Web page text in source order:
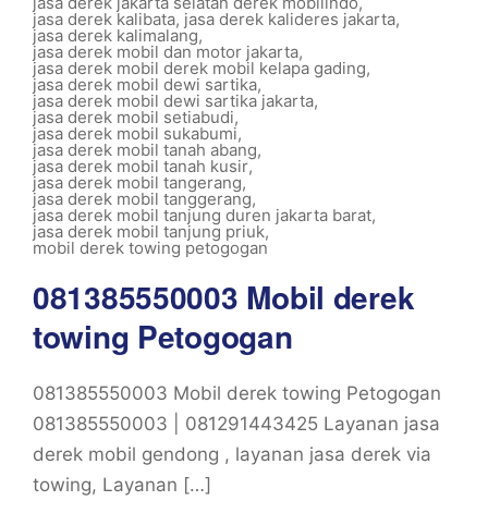
jasa derek kalibata, jasa derek kalideres jakarta,
jasa derek kalimalang,
jasa derek mobil dan motor jakarta,
jasa derek mobil derek mobil kelapa gading,
jasa derek mobil dewi sartika,
jasa derek mobil dewi sartika jakarta,
jasa derek mobil setiabudi,
jasa derek mobil sukabumi,
jasa derek mobil tanah abang,
jasa derek mobil tanah kusir,
jasa derek mobil tangerang,
jasa derek mobil tanggerang,
jasa derek mobil tanjung duren jakarta barat,
jasa derek mobil tanjung priuk,
mobil derek towing petogogan
081385550003 Mobil derek
towing Petogogan
081385550003 Mobil derek towing Petogogan
081385550003 | 081291443425 Layanan jasa
derek mobil gendong , layanan jasa derek via
towing, Layanan […]